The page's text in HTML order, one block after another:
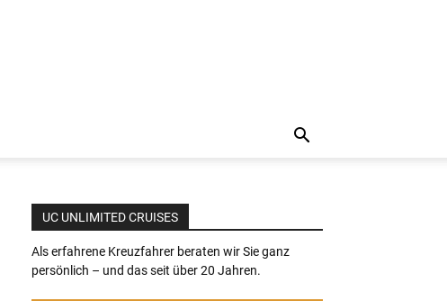
UC UNLIMITED CRUISES
Als erfahrene Kreuzfahrer beraten wir Sie ganz
persönlich – und das seit über 20 Jahren.